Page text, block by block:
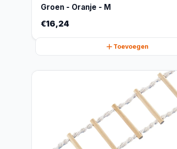
Groen - Oranje - M
€16,24
Toevoegen